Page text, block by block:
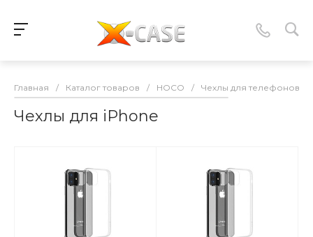
Главная / Каталог товаров / HOCO / Чехлы для телефонов
Чехлы для iPhone